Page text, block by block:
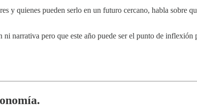
y quienes pueden serlo en un futuro cercano, habla sobre
narrativa pero que este año puede ser el punto de